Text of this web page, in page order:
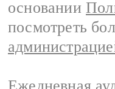
основании
посмотреть
Ежедневная